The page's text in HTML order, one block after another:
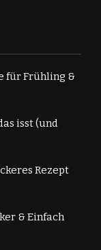
für Frühling &
isst (und
Rezept
& Einfach